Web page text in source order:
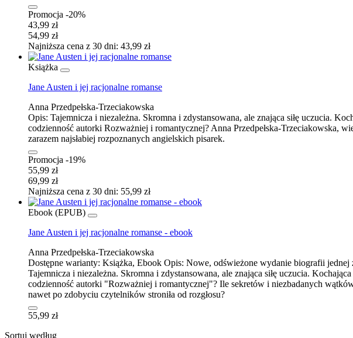
Promocja -20%
43,99 zł
54,99 zł
Najniższa cena z 30 dni: 43,99 zł
Książka
Jane Austen i jej racjonalne romanse
Anna Przedpełska-Trzeciakowska
Opis: Tajemnicza i niezależna. Skromna i zdystansowana, ale znająca siłę uczucia.
codzienność autorki Rozważniej i romantycznej? Anna Przedpełska-Trzeciakowska,
zarazem najsłabiej rozpoznanych angielskich pisarek.
Promocja -19%
55,99 zł
69,99 zł
Najniższa cena z 30 dni: 55,99 zł
Ebook (EPUB)
Jane Austen i jej racjonalne romanse - ebook
Anna Przedpełska-Trzeciakowska
Dostępne warianty: Książka, Ebook Opis: Nowe, odświeżone wydanie biografii jednej
Tajemnicza i niezależna. Skromna i zdystansowana, ale znająca siłę uczucia.
codzienność autorki "Rozważniej i romantycznej"? Ile sekretów i niezbadanych
nawet po zdobyciu czytelników stroniła od rozgłosu?
55,99 zł
Sortuj według